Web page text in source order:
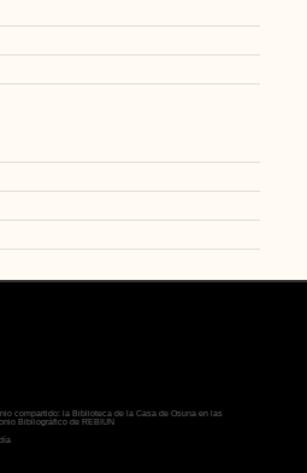
compartido: la Biblioteca de la Casa de Osuna en las
Bibliográfico de REBIUN